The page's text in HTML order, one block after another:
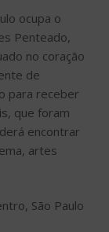
ocupa o
Penteado,
no coração
de
para receber
que foram
encontrar
artes
São Paulo